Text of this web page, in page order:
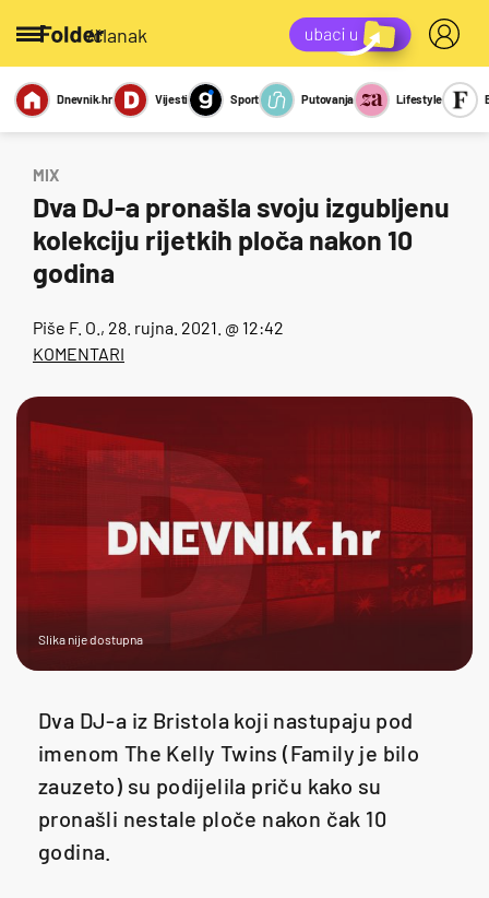
/članak
Miks Kviz
Report
Sexy
Dnevnik.hr Vijesti Sport Putovanja Lifestyle
MIX
Dva DJ-a pronašla svoju izgubljenu
kolekciju rijetkih ploča nakon 10
godina
Piše F. O. , 28. rujna. 2021. @ 12:42
KOMENTARI
Slika nije dostupna
Dva DJ-a iz Bristola koji nastupaju pod
imenom The Kelly Twins (Family je bilo
zauzeto) su podijelila priču kako su
pronašli nestale ploče nakon čak 10
godina.